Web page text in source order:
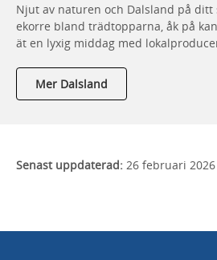
Njut av naturen och Dalsland på ditt
ekorre bland trädtopparna, åk på
ät en lyxig middag med
Mer Dalsland
Senast uppdaterad: 26 februari 2026